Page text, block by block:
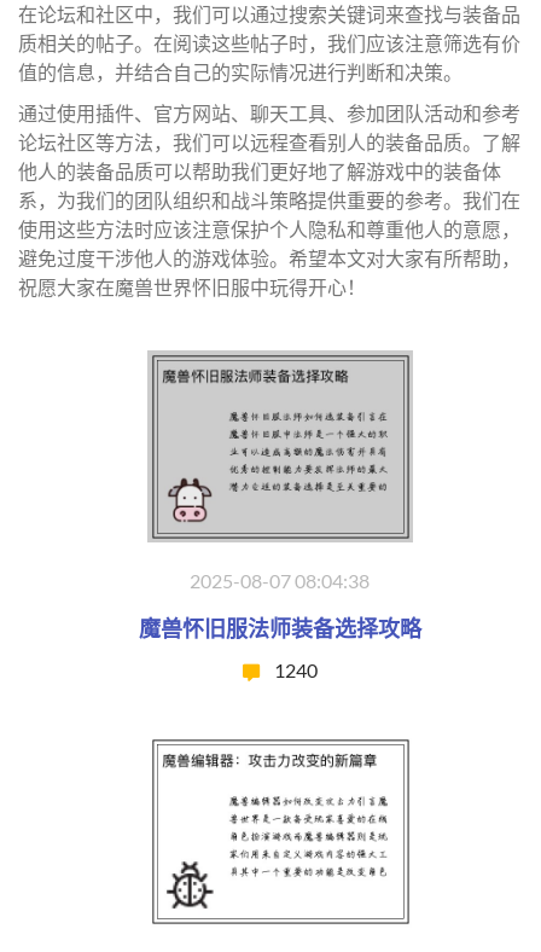
在论坛和社区中，我们可以通过搜索关键词来查找与装备品
质相关的帖子。在阅读这些帖子时，我们应该注意筛选有价
值的信息，并结合自己的实际情况进行判断和决策。
通过使用插件、官方网站、聊天工具、参加团队活动和参考
论坛社区等方法，我们可以远程查看别人的装备品质。了解
他人的装备品质可以帮助我们更好地了解游戏中的装备体
系，为我们的团队组织和战斗策略提供重要的参考。我们在
使用这些方法时应该注意保护个人隐私和尊重他人的意愿，
避免过度干涉他人的游戏体验。希望本文对大家有所帮助，
祝愿大家在魔兽世界怀旧服中玩得开心！
2025-08-07 08:04:38
魔兽怀旧服法师装备选择攻略
1240